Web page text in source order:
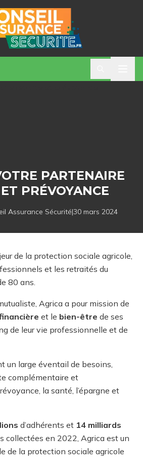
PARTENAIRE
PRÉVOYANCE
Assurance Sécurité|30 mars 2024
de la protection sociale agricole,
et les retraités du
80 ans.
Agrica a pour mission de
et le bien-être de ses
de leur vie professionnelle et de
un large éventail de besoins,
complémentaire et
la santé, l’épargne et
d’adhérents et 14 milliards
collectées en 2022, Agrica est un
de la protection sociale agricole